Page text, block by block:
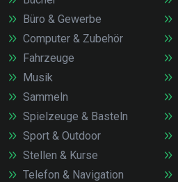
Büro & Gewerbe
Computer & Zubehör
Fahrzeuge
Musik
Sammeln
Spielzeuge & Basteln
Sport & Outdoor
Stellen & Kurse
Telefon & Navigation